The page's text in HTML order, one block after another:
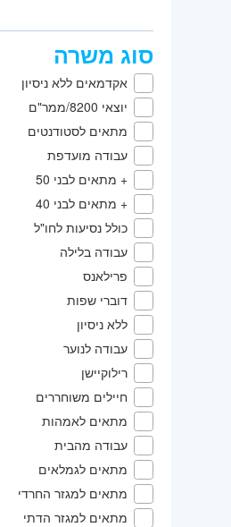
סוג משרה
אקדמאים ללא ניסיון
יוצאי 8200/ממר"ם
מתאים לסטודנטים
עבודה מועדפת
+ מתאים לבני 50
+ מתאים לבני 40
כולל נסיעות לחו"ל
עבודה בלילה
פרילאנס
דוברי שפות
ללא ניסיון
עבודה לנוער
רילוקיישן
חיילים משוחררים
מתאים לאמהות
עבודה מהבית
מתאים לגמלאים
מתאים למגזר החרדי
מתאים למגזר הדתי